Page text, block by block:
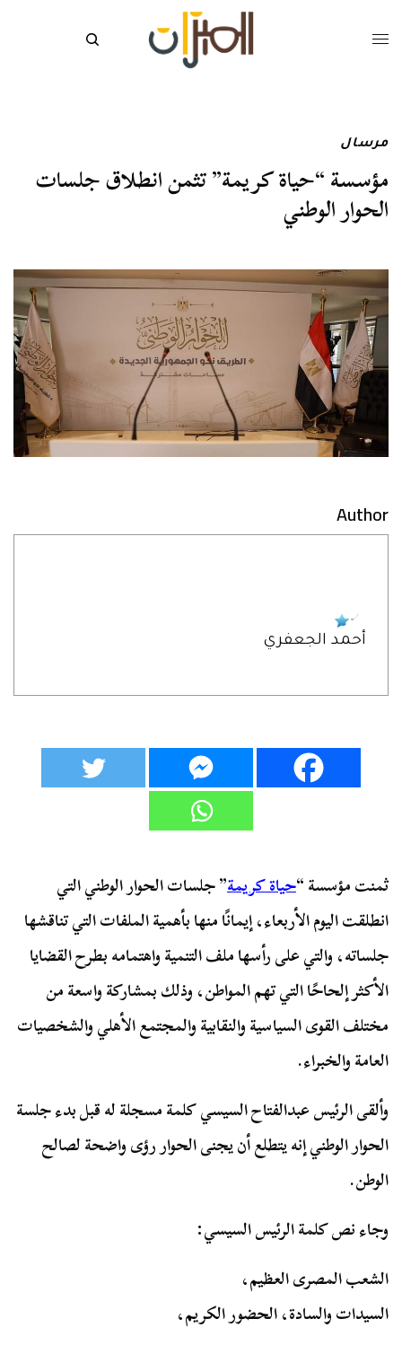
مرسال
مؤسسة “حياة كريمة” تثمن انطلاق جلسات
الحوار الوطني
Author
أحمد الجعفري
ثمنت مؤسسة “حياة كريمة” جلسات الحوار الوطني التي
انطلقت اليوم الأربعاء، إيمانًا منها بأهمية الملفات التي تناقشها
جلساته، والتي على رأسها ملف التنمية واهتمامه بطرح القضايا
الأكثر إلحاحًا التي تهم المواطن، وذلك بمشاركة واسعة من
مختلف القوى السياسية والنقابية والمجتمع الأهلي والشخصيات
العامة والخبراء.
وألقى الرئيس عبدالفتاح السيسي كلمة مسجلة له قبل بدء جلسة
الحوار الوطني إنه يتطلع أن يجنى الحوار رؤى واضحة لصالح
الوطن.
وجاء نص كلمة الرئيس السيسي:
الشعب المصرى العظيم،
السيدات والسادة، الحضور الكريم،